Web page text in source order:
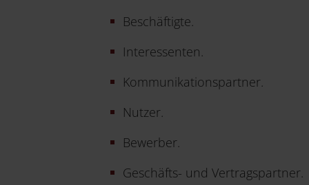
Beschäftigte.
Interessenten.
Kommunikationspartner.
Nutzer.
Bewerber.
Geschäfts- und Vertragspartner.